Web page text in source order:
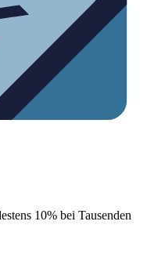
10% bei Tausenden